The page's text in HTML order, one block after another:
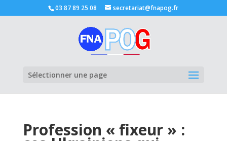
03 87 89 25 08 secretariat@fnapog.fr
Sélectionner une page
Profession « fixeur » :